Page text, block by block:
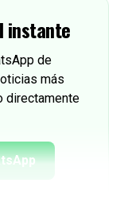
instante
de
más
directamente